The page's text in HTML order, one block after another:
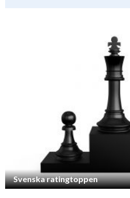
Svenska ratingtoppen